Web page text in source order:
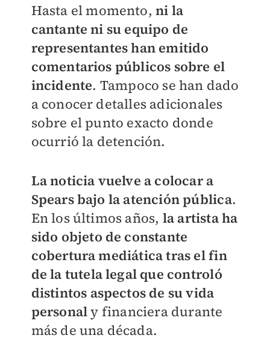
Hasta el momento,ni la
cantante ni su equipo de
representantes han emitido
comentarios públicos sobre el
incidente. Tampoco se han dado
a conocer detalles adicionales
sobre el punto exacto donde
ocurrió la detención.
La noticia vuelve a colocar a
Spears bajo la atención pública.
En los últimos años, la artista ha
sido objeto de constante
cobertura mediática tras el fin
de la tutela legal que controló
distintos aspectos de su vida
personaly financiera durante
más de una década.